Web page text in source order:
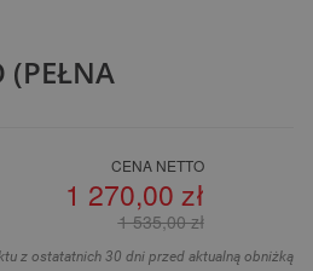
(PEŁNA
CENA NETTO
1 270,00 zł
1 535,00 zł
z ostatatnich 30 dni przed aktualną obniżką